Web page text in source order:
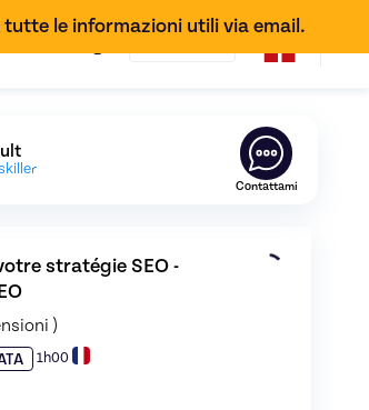
le informazioni utili via email.
profilo di Référencement
Contattami
stratégie SEO -
)
1h00